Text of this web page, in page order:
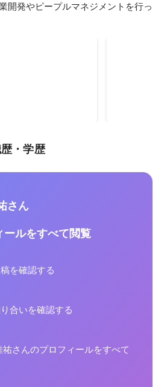
開発やピープルマネジメントを行っ
・学歴
さん
ールをすべて閲覧
を確認する
合いを確認する
祐さんのプロフィールをすべて